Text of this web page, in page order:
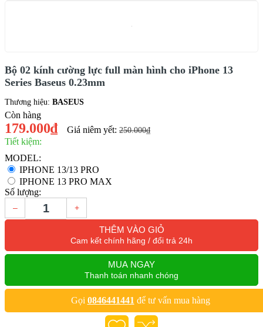
Bộ 02 kính cường lực full màn hình cho iPhone 13
Series Baseus 0.23mm
Thương hiệu: BASEUS
Còn hàng
179.000₫ Giá niêm yết: 250.000₫
Tiết kiệm:
MODEL:
IPHONE 13/13 PRO
IPHONE 13 PRO MAX
Số lượng:
– +
THÊM VÀO GIỎ
Cam kết chính hãng / đổi trả 24h
MUA NGAY
Thanh toán nhanh chóng
Gọi 0846441441 để tư vấn mua hàng